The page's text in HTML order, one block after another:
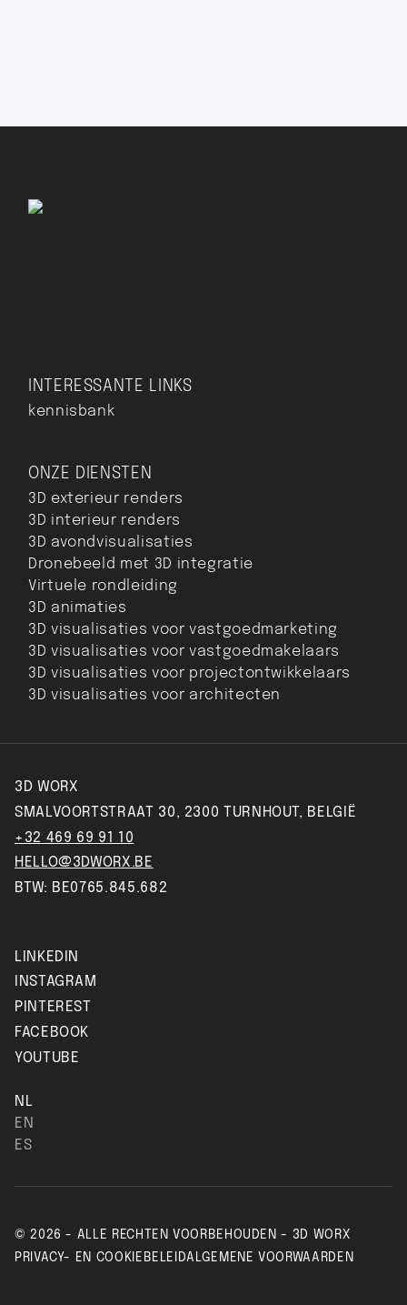
INTERESSANTE LINKS
kennisbank
ONZE DIENSTEN
3D exterieur renders
3D interieur renders
3D avondvisualisaties
Dronebeeld met 3D integratie
Virtuele rondleiding
3D animaties
3D visualisaties voor vastgoedmarketing
3D visualisaties voor vastgoedmakelaars
3D visualisaties voor projectontwikkelaars
3D visualisaties voor architecten
3D WORX
SMALVOORTSTRAAT 30, 2300 TURNHOUT, BELGIË
+32 469 69 91 10
HELLO@3DWORX.BE
BTW: BE0765.845.682
LINKEDIN
INSTAGRAM
PINTEREST
FACEBOOK
YOUTUBE
NL
EN
ES
© 2026 - ALLE RECHTEN VOORBEHOUDEN - 3D WORX
PRIVACY- EN COOKIEBELEIDALGEMENE VOORWAARDEN